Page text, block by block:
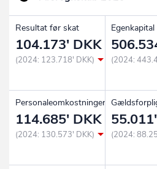
Resultat før skat
104.173' DKK
(2024: 123.718' DKK)
Egenkapital
(2024:
Personaleomkostninger
114.685' DKK
(2024: 130.573' DKK) (2024: